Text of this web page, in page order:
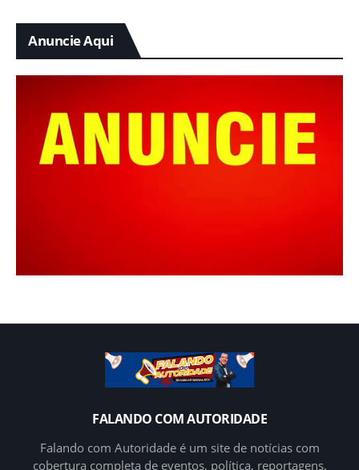
Anuncie Aqui
FALANDO COM AUTORIDADE
Falando com Autoridade é um site de notícias com
cobertura completa de eventos, política, reportagens,